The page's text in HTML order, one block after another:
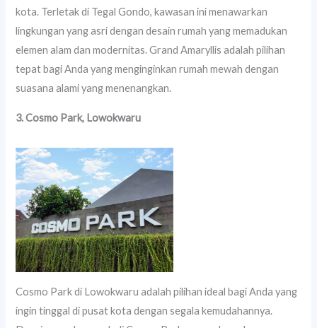
kota. Terletak di Tegal Gondo, kawasan ini menawarkan
lingkungan yang asri dengan desain rumah yang memadukan
elemen alam dan modernitas. Grand Amaryllis adalah pilihan
tepat bagi Anda yang menginginkan rumah mewah dengan
suasana alami yang menenangkan.
3. Cosmo Park, Lowokwaru
Cosmo Park di Lowokwaru adalah pilihan ideal bagi Anda yang
ingin tinggal di pusat kota dengan segala kemudahannya.